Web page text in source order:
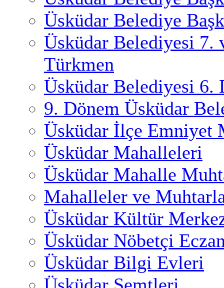
Üsküdar Belediye
Üsküdar Belediyesi 7.
Türkmen
Üsküdar Belediyesi 6.
9. Dönem Üsküdar
Üsküdar İlçe Emniyet
Üsküdar Mahalleleri
Üsküdar Mahalle
Mahalleler ve
Üsküdar Kültür
Üsküdar Nöbetçi
Üsküdar Bilgi Evleri